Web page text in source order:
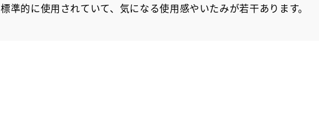
標準的に使用されていて、気になる使用感やいたみが若干あります。